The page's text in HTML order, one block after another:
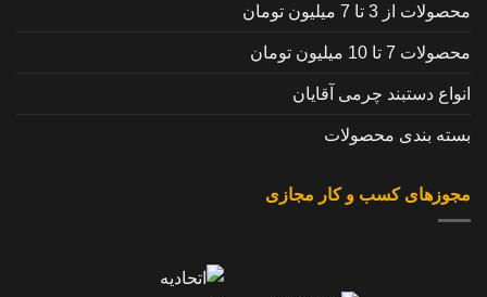
محصولات از 3 تا 7 میلیون تومان
محصولات 7 تا 10 میلیون تومان
انواع دستبند چرمی آقایان
بسته بندی محصولات
مجوزهای کسب و کار مجازی